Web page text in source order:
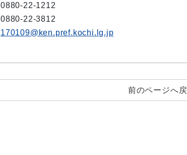
0880-22-1212
0880-22-3812
170109@ken.pref.kochi.lg.jp
前のページへ